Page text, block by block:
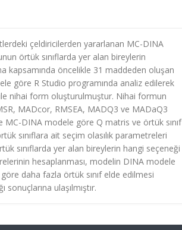
çeldiricilerden yararlanan MC-DINA
örtük sınıflarda yer alan bireylerin
kapsamında öncelikle 31 maddeden oluşan
göre R Studio programında analiz edilerek
nihai form oluşturulmuştur. Nihai formun
MADcor, RMSEA, MADQ3 ve MADaQ3
DINA modele göre Q matris ve örtük sınıf
sınıflara ait seçim olasılık parametreleri
sınıflarda yer alan bireylerin hangi seçeneği
hesaplanması, modelin DINA modele
daha fazla örtük sınıf elde edilmesi
ulaşılmıştır.